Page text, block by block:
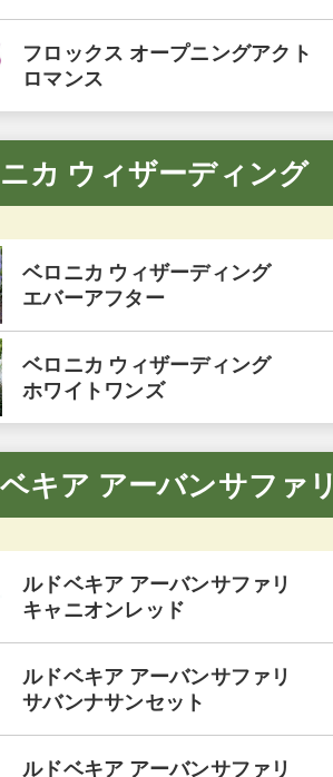
フロックス オープニングアクト
ロマンス
カ ウィザーディング
ベロニカ ウィザーディング
エバーアフター
ベロニカ ウィザーディング
ホワイトワンズ
キア アーバンサファリ
ルドベキア アーバンサファリ
キャニオンレッド
ルドベキア アーバンサファリ
サバンナサンセット
ルドベキア アーバンサファリ